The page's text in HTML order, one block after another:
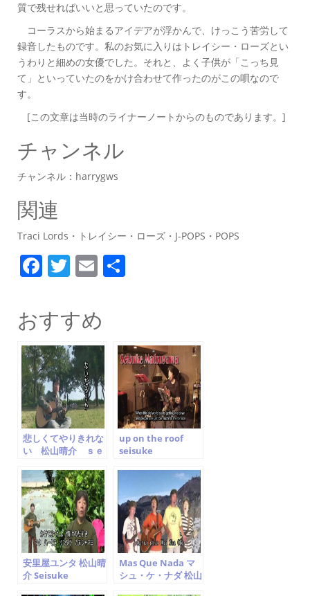
質で残せればいいと思っていたのです。
コーラスから始まるアイデアが浮かんで、けっこう苦労して
録音したものです。私のお気に入りはトレイシー・ローズとい
うわりと細めの女優でした。それと、よく子供が「こっち見
て」といっていたのをかけ合わせて作ったのがこの唄なので
す。
[この文章は当時のライナーノートからのものであります。]
チャンネル
チャンネル：harrygws
関連
Traci Lords・トレイシー・ローズ・J-POPS・POPS
F
c
e
b
o
o
k
T
itt
er
E
ai
l
おすすめ
悲しくてやりきれな
い 松山晴介 ｓｅ
ｓｕｙａｍａ
up on the roof
seisuke
king cover 松山晴
安里屋ユンタ 松山晴
介 Seisuke
Mas Que Nada マ
シュ・ケ・ナダ 松山